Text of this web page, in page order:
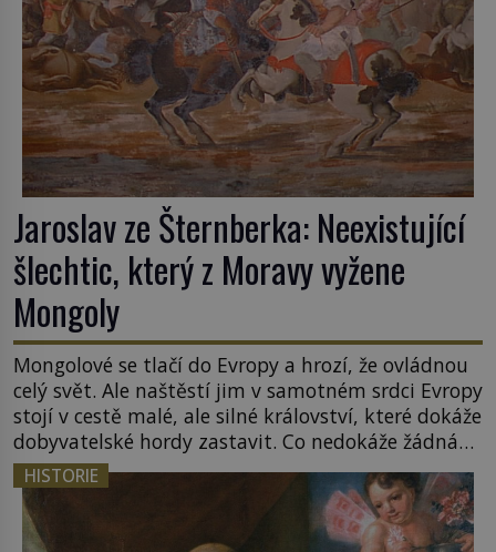
Jaroslav ze Šternberka: Neexistující
šlechtic, který z Moravy vyžene
Mongoly
Mongolové se tlačí do Evropy a hrozí, že ovládnou
celý svět. Ale naštěstí jim v samotném srdci Evropy
stojí v cestě malé, ale silné království, které dokáže
dobyvatelské hordy zastavit. Co nedokáže žádná
z asijských říší, co nedokážou Němci – to dokáže
český král. Nebo že by ne? Mongolové od roku 1223
postupují podél Kaspického a Azovského moře, […]
HISTORIE